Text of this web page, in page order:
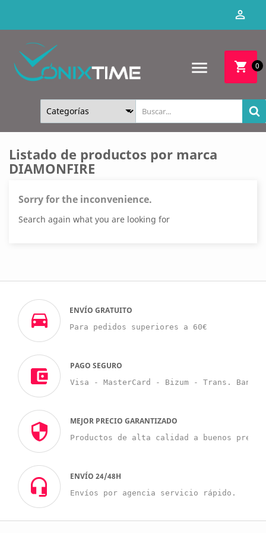

shopping_cart 0
menu
Listado de productos por marca
DIAMONFIRE
Sorry for the inconvenience.
Search again what you are looking for
ENVÍO GRATUITO
Para pedidos superiores a 60€
PAGO SEGURO
Visa - MasterCard - Bizum - Trans.
MEJOR PRECIO GARANTIZADO
Productos de alta calidad a buenos
ENVÍO 24/48H
Envíos por agencia servicio rápido.